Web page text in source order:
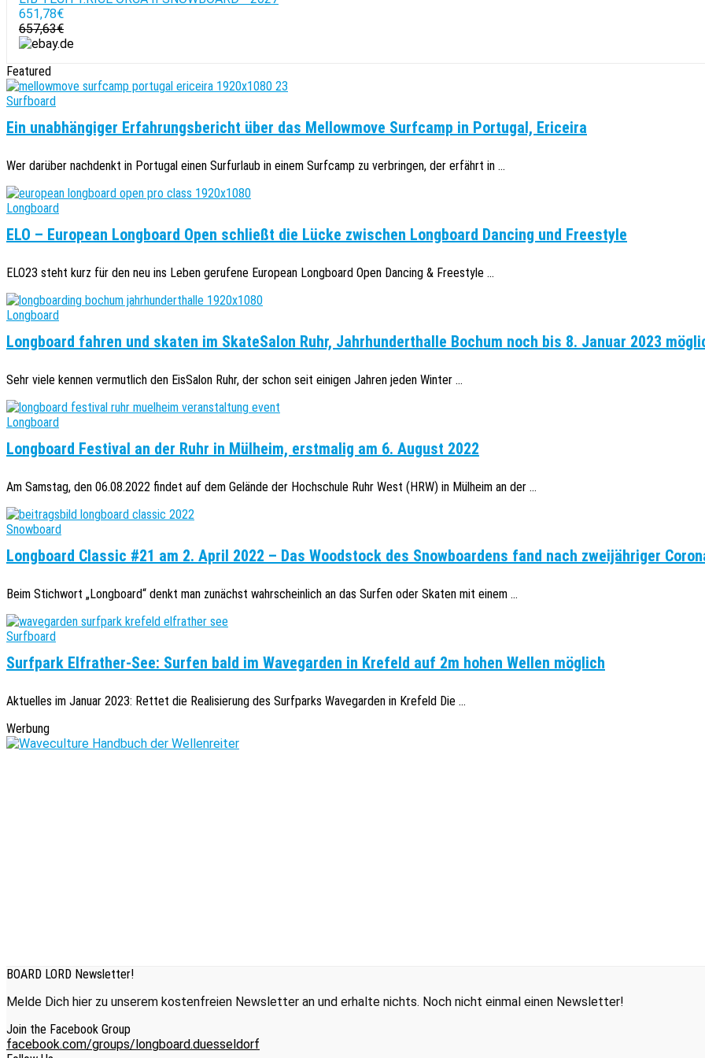
651,78€
657,63€
Featured
Surfboard
Ein unabhängiger Erfahrungsbericht über das Mellowmove Surfcamp in Portugal, Ericeira
Wer darüber nachdenkt in Portugal einen Surfurlaub in einem Surfcamp zu verbringen, der erfährt in ...
Longboard
ELO – European Longboard Open schließt die Lücke zwischen Longboard Dancing und Freestyle
ELO23 steht kurz für den neu ins Leben gerufene European Longboard Open Dancing & Freestyle ...
Longboard
Longboard fahren und skaten im SkateSalon Ruhr, Jahrhunderthalle Bochum noch bis 8. Januar 2023
Sehr viele kennen vermutlich den EisSalon Ruhr, der schon seit einigen Jahren jeden Winter ...
Longboard
Longboard Festival an der Ruhr in Mülheim, erstmalig am 6. August 2022
Am Samstag, den 06.08.2022 findet auf dem Gelände der Hochschule Ruhr West (HRW) in Mülheim an der ...
Snowboard
Longboard Classic #21 am 2. April 2022 – Das Woodstock des Snowboardens fand nach zweijähriger
Beim Stichwort „Longboard“ denkt man zunächst wahrscheinlich an das Surfen oder Skaten mit einem ...
Surfboard
Surfpark Elfrather-See: Surfen bald im Wavegarden in Krefeld auf 2m hohen Wellen möglich
Aktuelles im Januar 2023: Rettet die Realisierung des Surfparks Wavegarden in Krefeld Die ...
Werbung
BOARD LORD Newsletter!
Melde Dich hier zu unserem kostenfreien Newsletter an und erhalte nichts. Noch nicht einmal einen Newsletter!
Join the Facebook Group
facebook.com/groups/longboard.duesseldorf